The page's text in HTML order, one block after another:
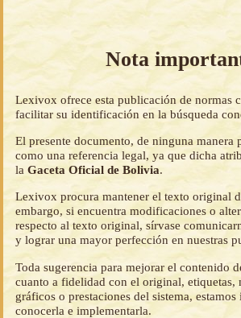
Nota
Lexivox ofrece esta publicación de normas
facilitar su identificación en la búsqueda
El presente documento, de ninguna manera
como una referencia legal, ya que dicha
laGaceta Oficial de Bolivia.
Lexivox procura mantener el texto original
embargo, si encuentra modificaciones o
respecto al texto original, sírvase
y lograr una mayor perfección en nuestras
Toda sugerencia para mejorar el contenido
cuanto a fidelidad con el original, etiquetas,
gráficos o prestaciones del sistema, estamos
conocerla e implementarla.